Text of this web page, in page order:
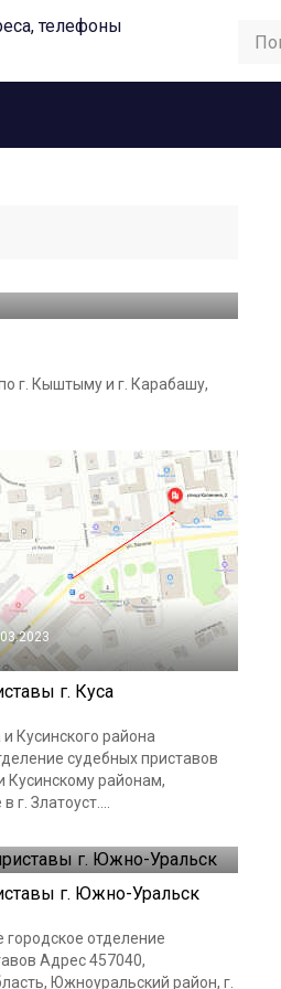
г. Кыштыму и г. Карабашу,
г. Куса
Кусинского района
судебных приставов
Кусинскому районам,
г. Златоуст....
г. Южно-Уральск
отделение
Адрес 457040,
Южноуральский район, г.